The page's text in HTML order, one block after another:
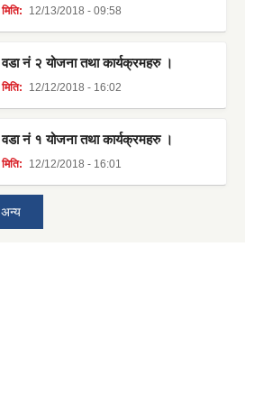
मिति: 12/13/2018 - 09:58
वडा नं २ योजना तथा कार्यक्रमहरु ।
मिति: 12/12/2018 - 16:02
वडा नं १ योजना तथा कार्यक्रमहरु ।
मिति: 12/12/2018 - 16:01
अन्य